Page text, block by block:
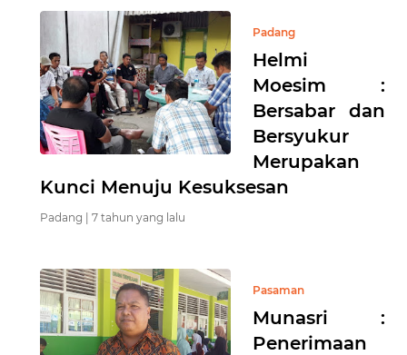
Padang
Helmi
Moesim :
Bersabar dan
Bersyukur
Merupakan
Kunci Menuju Kesuksesan
Padang | 7 tahun yang lalu
Pasaman
Munasri :
Penerimaan